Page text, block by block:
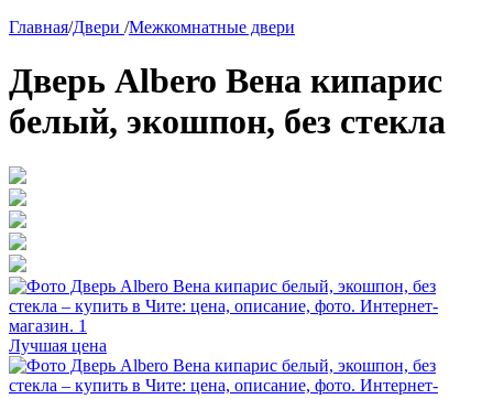
Главная/Двери /Межкомнатные двери
Дверь Albero Вена кипарис
белый, экошпон, без стекла
Лучшая цена